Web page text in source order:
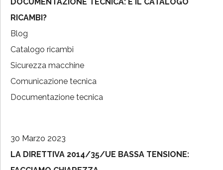
RICAMBI?
Blog
Catalogo ricambi
Sicurezza macchine
Comunicazione tecnica
Documentazione tecnica
30 Marzo 2023
LA DIRETTIVA 2014/35/UE BASSA TENSIONE: